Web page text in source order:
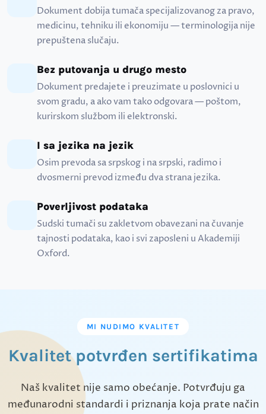
Dokument dobija tumača specijalizovanog za pravo,
medicinu, tehniku ili ekonomiju — terminologija nije
prepuštena slučaju.
Bez putovanja u drugo mesto
Dokument predajete i preuzimate u poslovnici u
svom gradu, a ako vam tako odgovara — poštom,
kurirskom službom ili elektronski.
I sa jezika na jezik
Osim prevoda sa srpskog i na srpski, radimo i
dvosmerni prevod između dva strana jezika.
Poverljivost podataka
Sudski tumači su zakletvom obavezani na čuvanje
tajnosti podataka, kao i svi zaposleni u Akademiji
Oxford.
MI NUDIMO KVALITET
Kvalitet potvrđen sertifikatima
Naš kvalitet nije samo obećanje. Potvrđuju ga
međunarodni standardi i priznanja koja prate način